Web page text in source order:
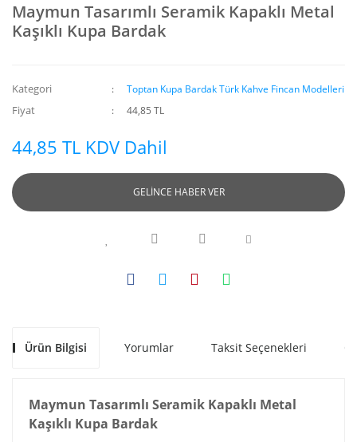
Maymun Tasarımlı Seramik Kapaklı Metal
Kaşıklı Kupa Bardak
Kategori Toptan Kupa Bardak Türk Kahve Fincan Modelleri
Fiyat 44,85 TL
44,85 TL KDV Dahil
GELİNCE HABER VER
Ürün Bilgisi Yorumlar Taksit Seçenekleri
Maymun Tasarımlı Seramik Kapaklı Metal
Kaşıklı Kupa Bardak